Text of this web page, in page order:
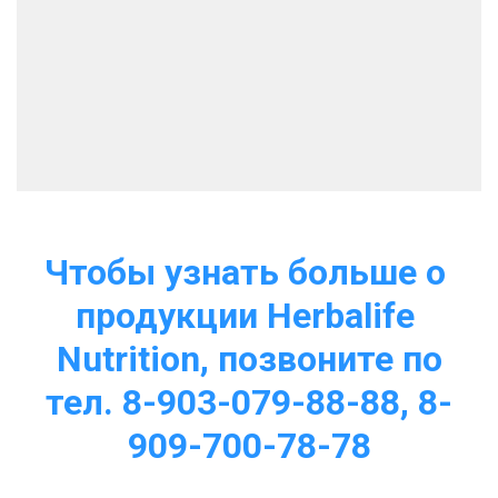
Чтобы узнать больше о
продукции Herbalife
Nutrition, позвоните по
тел. 8-903-079-88-88, 8-
909-700-78-78